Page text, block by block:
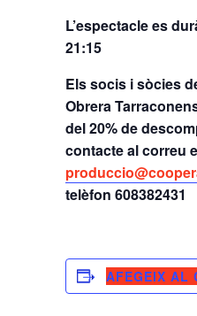
L’espectacle es
21:15
Els socis i sòcies
Obrera
del 20% de
contacte al correu
telèfon 608382431
AFEGEIX AL